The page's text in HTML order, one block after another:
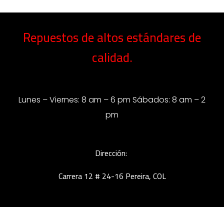
Repuestos de altos estándares de
calidad.
Lunes – Viernes: 8 am – 6 pm Sábados: 8 am – 2
pm
Dirección:
Carrera 12 # 24-16 Pereira, COL